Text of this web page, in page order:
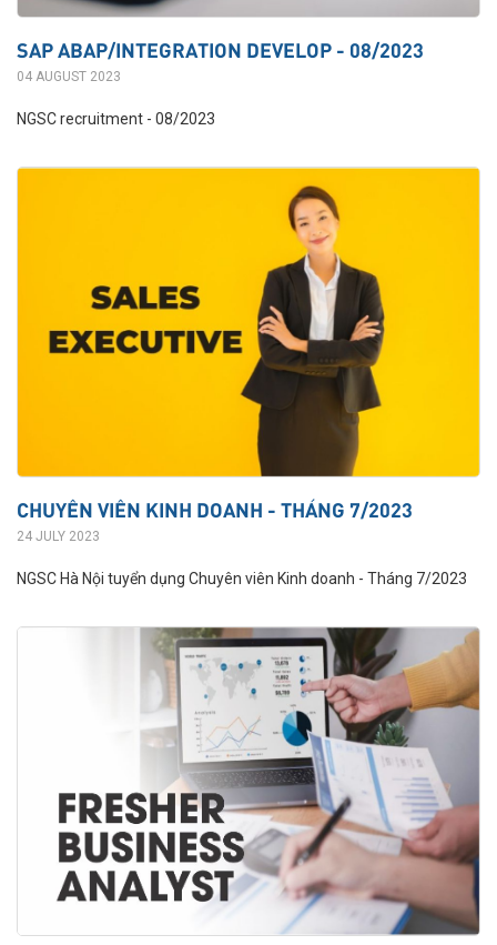
SAP ABAP/INTEGRATION DEVELOP - 08/2023
04 AUGUST 2023
NGSC recruitment - 08/2023
CHUYÊN VIÊN KINH DOANH - THÁNG 7/2023
24 JULY 2023
NGSC Hà Nội tuyển dụng Chuyên viên Kinh doanh - Tháng 7/2023